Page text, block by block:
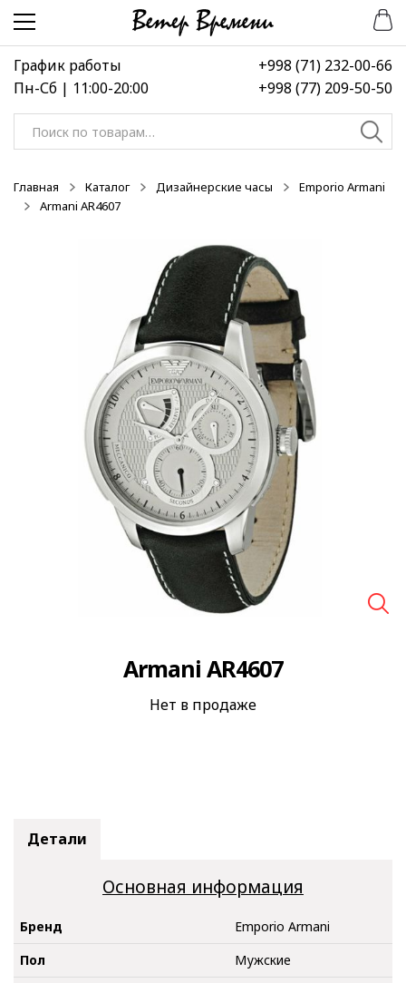
Перейти
навигации
Перейти
содержимому
График работы
Пн-Сб | 11:00-20:00
+998 (71) 232-00-66
+998 (77) 209-50-50
Искать:
Главная Каталог Дизайнерские часы
Emporio Armani
Armani AR4607
Armani AR4607
Нет в продаже
Детали
Основная информация
Бренд
Emporio Armani
Пол
Мужские
-50%
-50%
-50%